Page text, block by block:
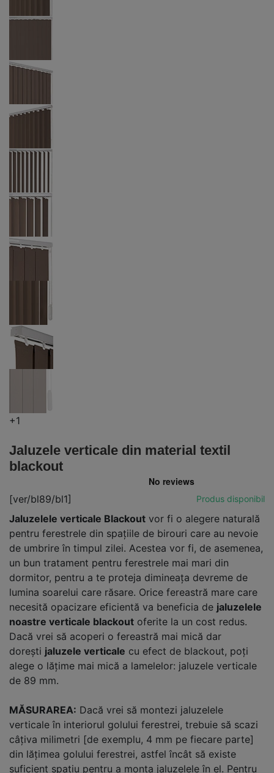
+1
Jaluzele verticale din material textil
blackout
[ver/bl89/bl1] Produs disponibil
Jaluzelele verticale Blackout vor fi o alegere naturală
pentru ferestrele din spațiile de birouri care au nevoie
de umbrire în timpul zilei. Acestea vor fi, de asemenea,
un bun tratament pentru ferestrele mai mari din
dormitor, pentru a te proteja dimineața devreme de
lumina soarelui care răsare. Orice fereastră mare care
necesită opacizare eficientă va beneficia de jaluzelele
noastre verticale blackout oferite la un cost redus.
Dacă vrei să acoperi o fereastră mai mică dar
dorești jaluzele verticale cu efect de blackout, poți
alege o lățime mai mică a lamelelor: jaluzele verticale
de 89 mm.
MĂSURAREA: Dacă vrei să montezi jaluzelele
verticale în interiorul golului ferestrei, trebuie să scazi
câțiva milimetri [de exemplu, 4 mm pe fiecare parte]
din lățimea golului ferestrei, astfel încât să existe
suficient spațiu pentru a monta jaluzelele în el. Pentru